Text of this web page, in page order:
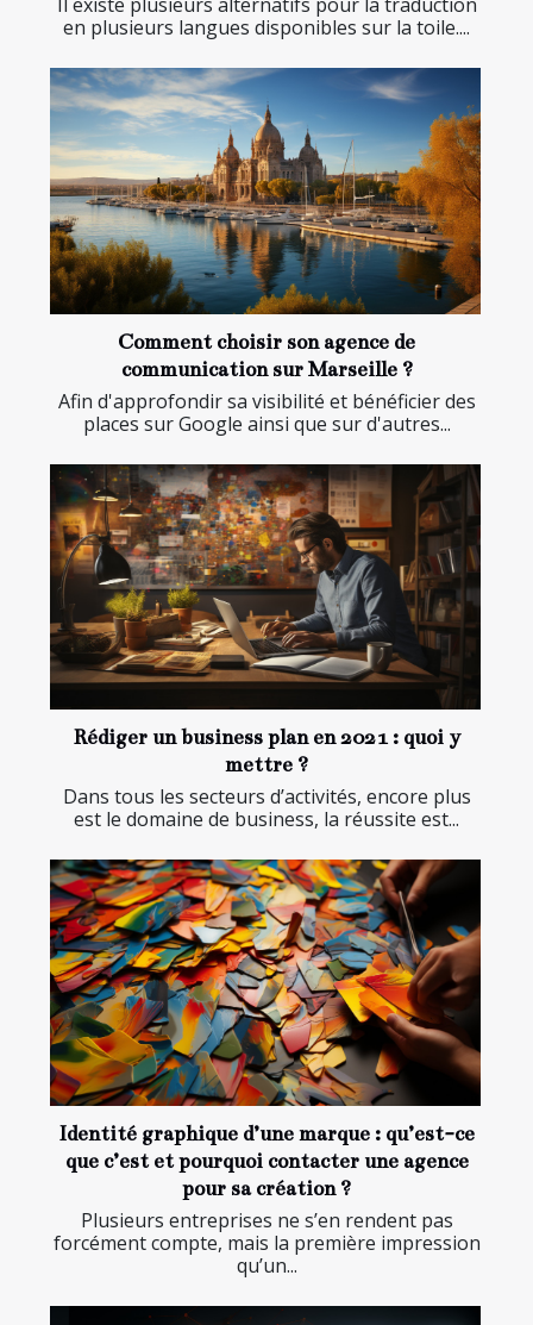
en plusieurs langues disponibles sur la toile....
Comment choisir son agence de
communication sur Marseille ?
Afin d'approfondir sa visibilité et bénéficier des
places sur Google ainsi que sur d'autres...
Rédiger un business plan en 2021 : quoi y
mettre ?
Dans tous les secteurs d’activités, encore plus
est le domaine de business, la réussite est...
Identité graphique d’une marque : qu’est-ce
que c’est et pourquoi contacter une agence
pour sa création ?
Plusieurs entreprises ne s’en rendent pas
forcément compte, mais la première impression
qu’un...